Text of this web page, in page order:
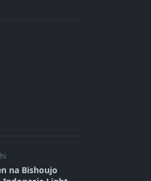
na Bishoujo